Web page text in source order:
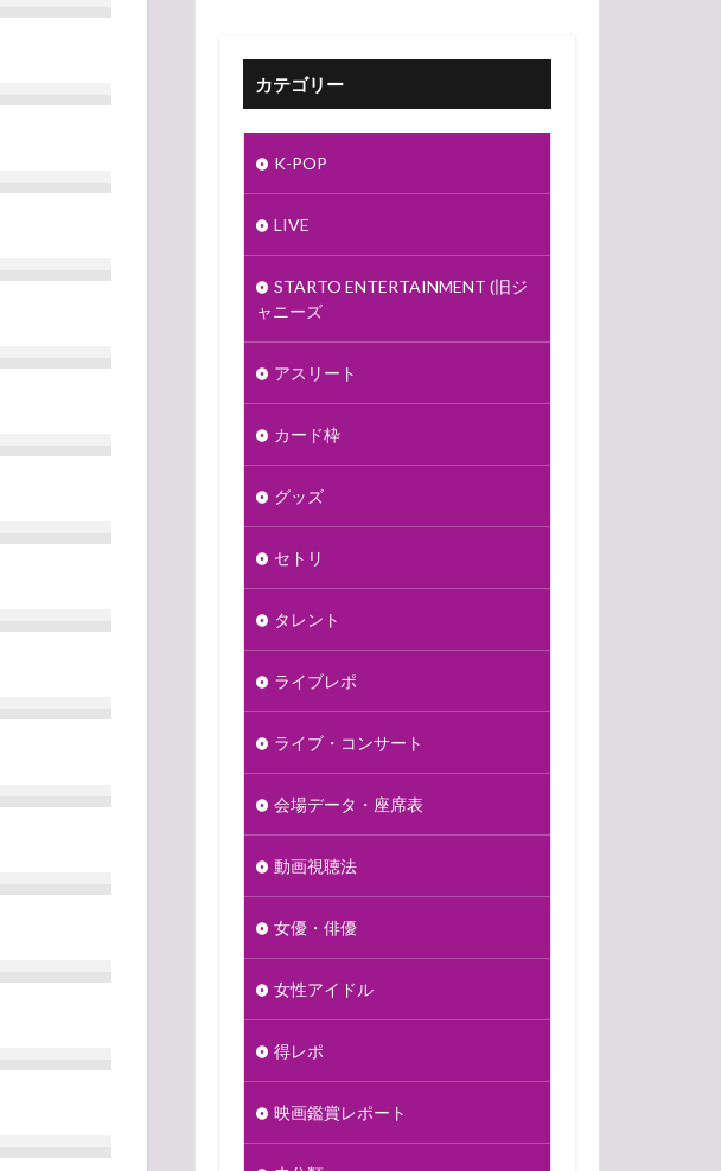
カテゴリー
K-POP
LIVE
STARTO ENTERTAINMENT (旧ジ
ャニーズ
アスリート
カード枠
グッズ
セトリ
タレント
ライブレポ
ライブ・コンサート
会場データ・座席表
動画視聴法
女優・俳優
女性アイドル
得レポ
映画鑑賞レポート